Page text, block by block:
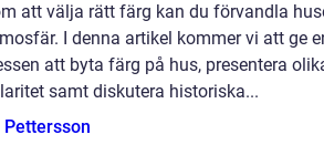
att välja rätt färg kan du förvandla
I denna artikel kommer vi att ge
att byta färg på hus, presentera
samt diskutera historiska...